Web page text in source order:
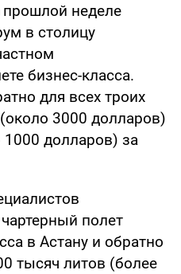
неделе
в столицу
бизнес-класса.
для всех троих
3000 долларов)
долларов) за
полет
в Астану и обратно
тысяч литов (более